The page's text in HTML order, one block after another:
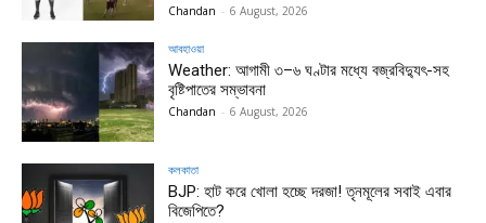
Chandan - 6 August, 2026
আবহাওয়া
Weather: আগামী ৩–৬ ঘণ্টার মধ্যে বজ্রবিদ্যুৎ-সহ
বৃষ্টিপাতের সম্ভাবনা
Chandan - 6 August, 2026
কলকাতা
BJP: হাট করে খোলা হচ্ছে দরজা! তৃনমূলের সবাই এবার
বিজেপিতে?